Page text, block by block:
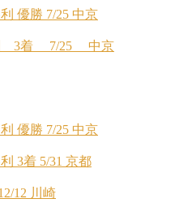
優勝 7/25 中京
利 3着 7/25 中京
優勝 7/25 中京
3着 5/31 京都
12 川崎